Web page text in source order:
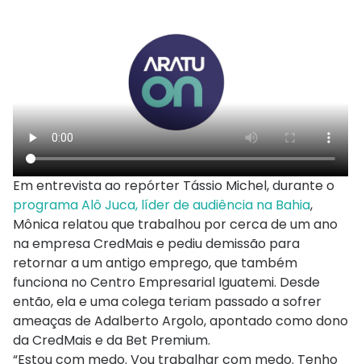
Em entrevista ao repórter Tássio Michel, durante o
programa Alô Juca, líder de audiência na Bahia,
Mônica relatou que trabalhou por cerca de um ano
na empresa CredMais e pediu demissão para
retornar a um antigo emprego, que também
funciona no Centro Empresarial Iguatemi. Desde
então, ela e uma colega teriam passado a sofrer
ameaças de Adalberto Argolo, apontado como dono
da CredMais e da Bet Premium.
“Estou com medo. Vou trabalhar com medo. Tenho